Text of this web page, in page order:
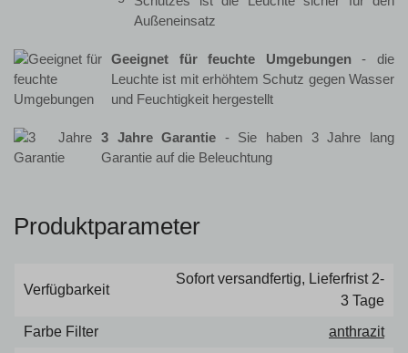
Außeneinsatz
Geeignet für feuchte Umgebungen- die
Leuchte ist mit erhöhtem Schutz gegen Wasser
und Feuchtigkeit hergestellt
3 Jahre Garantie - Sie haben 3 Jahre lang
Garantie auf die Beleuchtung
Produktparameter
Verfügbarkeit
Sofort versandfertig, Lieferfrist 2-
3 Tage
Farbe Filter
anthrazit